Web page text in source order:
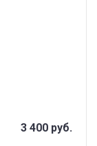
3 400 руб.